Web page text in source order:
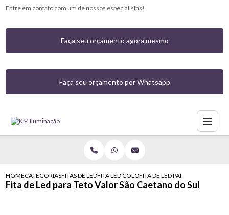
Entre em contato com um de nossos especialistas!
Faça seu orçamento agora mesmo
Faça seu orçamento por Whatsapp
HOMECATEGORIASFITAS DE LEDFITA LED COLORIDA COM CONTROLE
FITA DE LED PARA TETO VALOR
Fita de Led para Teto Valor São Caetano do Sul